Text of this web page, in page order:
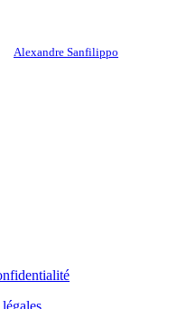
Alexandre Sanfilippo